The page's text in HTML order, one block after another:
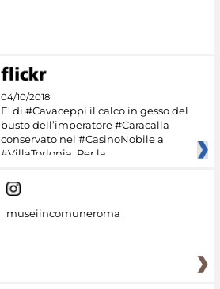
04/10/2018
E' di #Cavaceppi il calco in gesso del
busto dell’imperatore #Caracalla
conservato nel #CasinoNobile a
#VillaTorlonia. Per la
museiincomuneroma